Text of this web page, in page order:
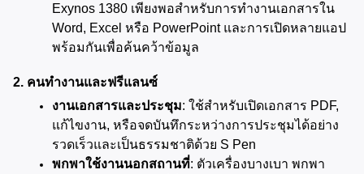
Exynos 1380 เพียงพอสำหรับการทำงานเอกสารใน
Word, Excel หรือ PowerPoint และการเปิดหลายแอป
พร้อมกันเพื่อค้นคว้าข้อมูล
2. คนทำงานและฟรีแลนซ์
งานเอกสารและประชุม: ใช้สำหรับเปิดเอกสาร PDF,
แก้ไขงาน, หรือจดบันทึกระหว่างการประชุมได้อย่าง
รวดเร็วและเป็นธรรมชาติด้วย S Pen
พกพาใช้งานนอกสถานที่: ตัวเครื่องบางเบา พกพา